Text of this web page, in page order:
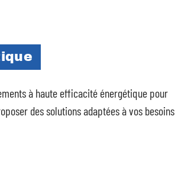
à haute efficacité énergétique pour
des solutions adaptées à vos besoins